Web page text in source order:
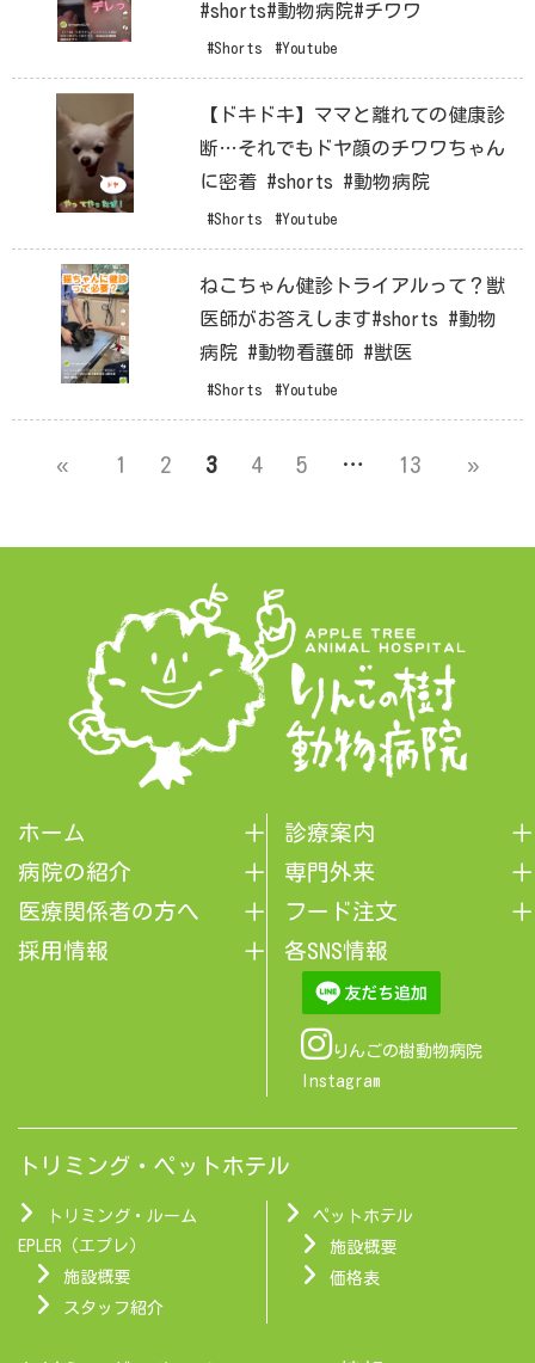
#shorts#動物病院#チワワ
#Shorts #Youtube
【ドキドキ】ママと離れての健康診
断…それでもドヤ顔のチワワちゃん
に密着 #shorts #動物病院
#Shorts #Youtube
ねこちゃん健診トライアルって？獣
医師がお答えします#shorts #動物
病院 #動物看護師 #獣医
#Shorts #Youtube
« 1 2 3 4 5 … 13 »
ホーム
病院の紹介
医療関係者の方へ
採用情報
診療案内
専門外来
フード注文
各SNS情報
りんごの樹動物病院
Instagram
トリミング・ペットホテル
トリミング・ルーム
EPLER（エプレ）
施設概要
スタッフ紹介
ペットホテル
施設概要
価格表